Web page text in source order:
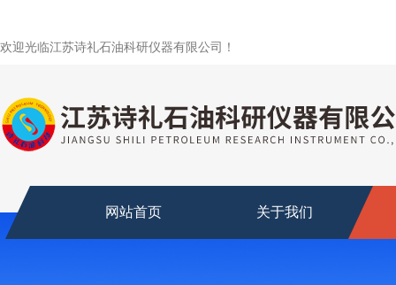
欢迎光临江苏诗礼石油科研仪器有限公司！
网站首页 关于我们